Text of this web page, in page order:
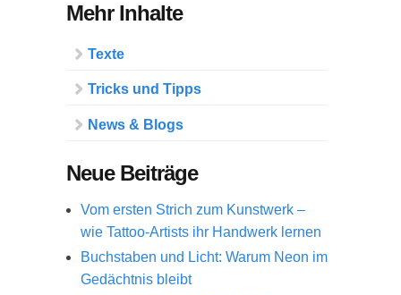
Mehr Inhalte
Texte
Tricks und Tipps
News & Blogs
Neue Beiträge
Vom ersten Strich zum Kunstwerk –
wie Tattoo-Artists ihr Handwerk lernen
Buchstaben und Licht: Warum Neon im
Gedächtnis bleibt